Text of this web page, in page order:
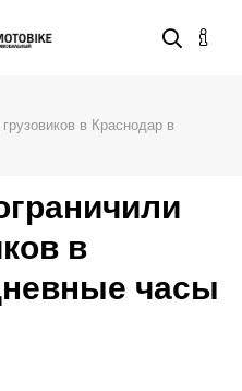
в Краснодар в
в
часы